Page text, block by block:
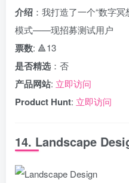
介绍 ：我打造了一个“数字
模式——现招募测试用户
票数: 🔺13
是否精选 ：否
产品网站: 立即访问
Product Hunt: 立即访问
14. Landscape